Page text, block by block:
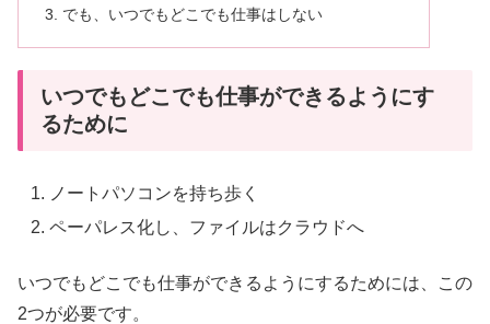
でも、いつでもどこでも仕事はしない
いつでもどこでも仕事ができるようにす
るために
ノートパソコンを持ち歩く
ペーパレス化し、ファイルはクラウドへ
いつでもどこでも仕事ができるようにするためには、この
2つが必要です。